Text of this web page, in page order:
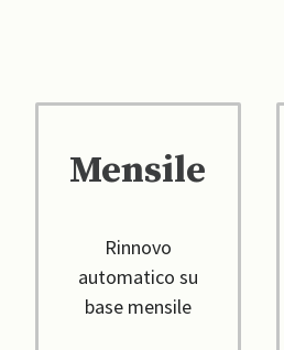
Mensile
Rinnovo
automatico su
base mensile